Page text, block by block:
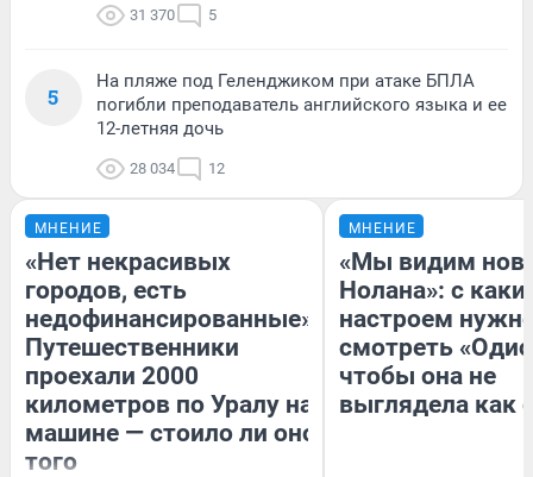
31 370 5
5
На пляже под Геленджиком при атаке БПЛА
погибли преподаватель английского языка и ее
12-летняя дочь
28 034 12
МНЕНИЕ
«Нет некрасивых
городов, есть
недофинансированные».
Путешественники
проехали 2000
километров по Уралу на
машине — стоило ли оно
того
МНЕНИЕ
«Мы видим
Нолана»: с
настроем
смотреть
чтобы она не
выглядела как